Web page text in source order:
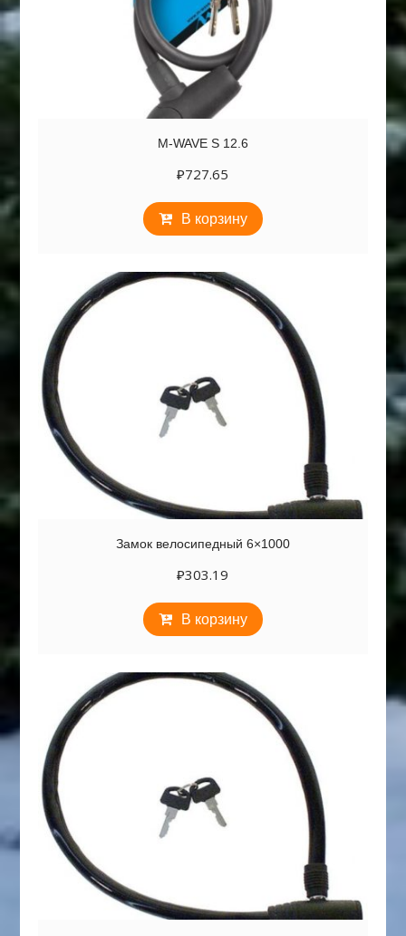
M-WAVE S 12.6
₽727.65
В корзину
Замок велосипедный 6×1000
₽303.19
В корзину